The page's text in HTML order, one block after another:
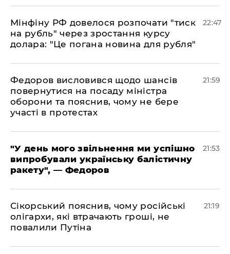
​Мінфіну РФ довелося розпочати "тиск
на рубль" через зростання курсу
долара: "Це погана новина для рубля"
22:47
​Федоров висловився щодо шансів
повернутися на посаду міністра
оборони та пояснив, чому не бере
участі в протестах
21:59
​"У день мого звільнення ми успішно
випробували українську балістичну
ракету", — Федоров
21:53
​Сікорський пояснив, чому російські
олігархи, які втрачають гроші, не
повалили Путіна
21:19